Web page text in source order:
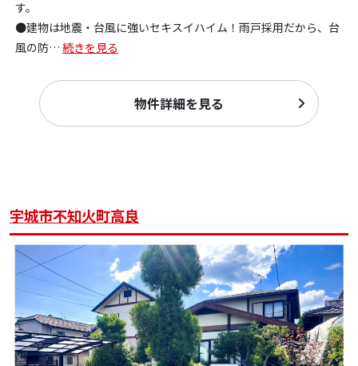
す。
●建物は地震・台風に強いセキスイハイム！雨戸採用だから、台
風の防… 続きを見る
物件詳細を見る
宇城市不知火町高良